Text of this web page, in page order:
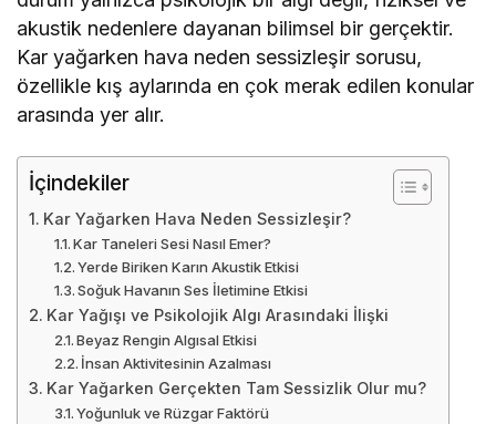
akustik nedenlere dayanan bilimsel bir gerçektir.
Kar yağarken hava neden sessizleşir sorusu,
özellikle kış aylarında en çok merak edilen konular
arasında yer alır.
İçindekiler
Kar Yağarken Hava Neden Sessizleşir?
Kar Taneleri Sesi Nasıl Emer?
Yerde Biriken Karın Akustik Etkisi
Soğuk Havanın Ses İletimine Etkisi
Kar Yağışı ve Psikolojik Algı Arasındaki İlişki
Beyaz Rengin Algısal Etkisi
İnsan Aktivitesinin Azalması
Kar Yağarken Gerçekten Tam Sessizlik Olur mu?
Yoğunluk ve Rüzgar Faktörü